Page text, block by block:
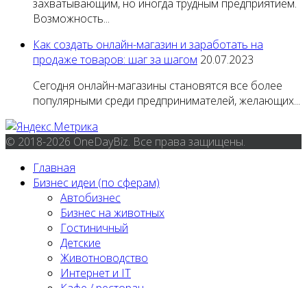
захватывающим, но иногда трудным предприятием.
Возможность...
Как создать онлайн-магазин и заработать на
продаже товаров: шаг за шагом 20.07.2023
Сегодня онлайн-магазины становятся все более
популярными среди предпринимателей, желающих...
© 2018-2026 OneDayBiz. Все права защищены.
Главная
Бизнес идеи (по сферам)
Автобизнес
Бизнес на животных
Гостиничный
Детские
Животноводство
Интернет и IT